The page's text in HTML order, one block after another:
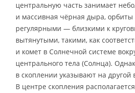
центральную часть занимает
и массивная чёрная дыра, орбиты
регулярными — близкими к
вытянутыми, такими, как
и комет в Солнечной системе
центрального тела (Солнца).
в скоплении указывают на
В центре скопления